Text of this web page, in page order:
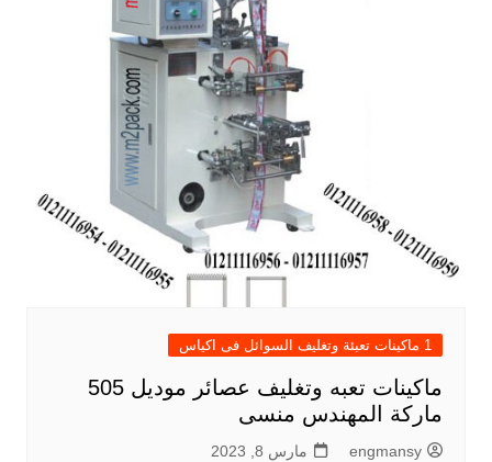
1 ماكينات تعبئة وتغليف السوائل فى اكياس
ماكينات تعبه وتغليف عصائر موديل 505
ماركة المهندس منسى
engmansy مارس 8, 2023